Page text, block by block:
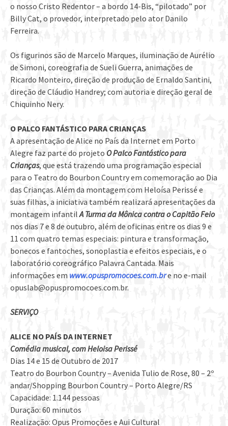
o nosso Cristo Redentor – a bordo 14-Bis, “pilotado” por
Billy Cat, o provedor, interpretado pelo ator Danilo
Ferreira.
Os figurinos são de Marcelo Marques, iluminação de Aurélio
de Simoni, coreografia de Sueli Guerra, animações de
Ricardo Monteiro, direção de produção de Ernaldo Santini,
direção de Cláudio Handrey; com autoria e direção geral de
Chiquinho Nery.
O PALCO FANTÁSTICO PARA CRIANÇAS
A apresentação de Alice no País da Internet em Porto
Alegre faz parte do projeto O Palco Fantástico para
Crianças, que está trazendo uma programação especial
para o Teatro do Bourbon Country em comemoração ao Dia
das Crianças. Além da montagem com Heloísa Perissé e
suas filhas, a iniciativa também realizará apresentações da
montagem infantilA Turma da Mônica contra o Capitão Feio
nos dias 7 e 8 de outubro, além de oficinas entre os dias 9 e
11 com quatro temas especiais: pintura e transformação,
bonecos e fantoches, sonoplastia e efeitos especiais, e o
laboratório coreográfico Palavra Cantada. Mais
informações em www.opuspromocoes.com.bre no e-mail
opuslab@opuspromocoes.com.br.
SERVIÇO
ALICE NO PAÍS DA INTERNET
Comédia musical, com Heloisa Perissé
Dias 14 e 15 de Outubro de 2017
Teatro do Bourbon Country – Avenida Tulio de Rose, 80 – 2º
andar/Shopping Bourbon Country – Porto Alegre/RS
Capacidade: 1.144 pessoas
Duração: 60 minutos
Realização: Opus Promoções e Aui Cultural